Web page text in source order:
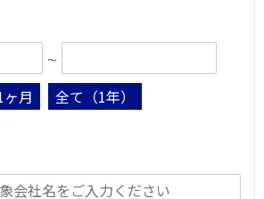
∼
ヶ月 全て（1年）